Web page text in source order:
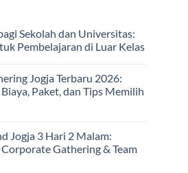
Sekolah dan Universitas:
Pembelajaran di Luar Kelas
Jogja Terbaru 2026:
Paket, dan Tips Memilih
Jogja 3 Hari 2 Malam:
Gathering & Team